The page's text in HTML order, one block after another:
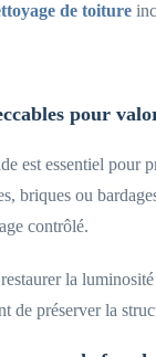
de toiture
pour
est essentiel pour
briques ou
contrôlé.
la
de préserver la